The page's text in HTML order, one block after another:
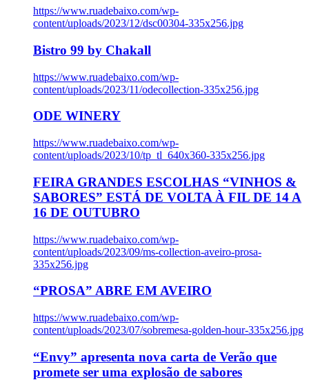
https://www.ruadebaixo.com/wp-
content/uploads/2023/12/dsc00304-335x256.jpg
Bistro 99 by Chakall
https://www.ruadebaixo.com/wp-
content/uploads/2023/11/odecollection-335x256.jpg
ODE WINERY
https://www.ruadebaixo.com/wp-
content/uploads/2023/10/tp_tl_640x360-335x256.jpg
FEIRA GRANDES ESCOLHAS “VINHOS &
SABORES” ESTÁ DE VOLTA À FIL DE 14 A
16 DE OUTUBRO
https://www.ruadebaixo.com/wp-
content/uploads/2023/09/ms-collection-aveiro-prosa-
335x256.jpg
“PROSA” ABRE EM AVEIRO
https://www.ruadebaixo.com/wp-
content/uploads/2023/07/sobremesa-golden-hour-335x256.jpg
“Envy” apresenta nova carta de Verão que
promete ser uma explosão de sabores